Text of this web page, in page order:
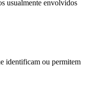
usualmente envolvidos
identificam ou permitem